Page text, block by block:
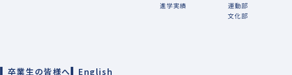
進学実績
運動部
文化部
卒業生の皆様へ English